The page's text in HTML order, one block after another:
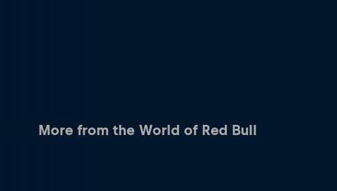
More from the World of Red Bull